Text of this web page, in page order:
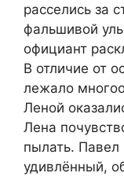
расселись за
фальшивой
официант
В отличие от
лежало
Леной
Лена
пылать. Павел
удивлённый,